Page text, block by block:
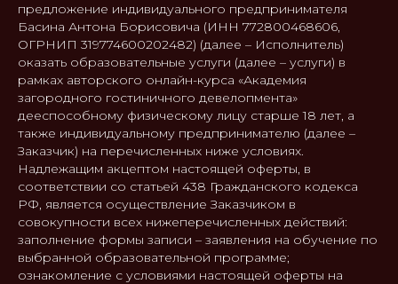
предложение индивидуального предпринимателя
Басина Антона Борисовича (ИНН 772800468606,
ОГРНИП 319774600202482) (далее – Исполнитель)
оказать образовательные услуги (далее – услуги) в
рамках авторского онлайн-курса «Академия
загородного гостиничного девелопмента»
дееспособному физическому лицу старше 18 лет, а
также индивидуальному предпринимателю (далее –
Заказчик) на перечисленных ниже условиях.
Надлежащим акцептом настоящей оферты, в
соответствии со статьей 438 Гражданского кодекса
РФ, является осуществление Заказчиком в
совокупности всех нижеперечисленных действий:
заполнение формы записи – заявления на обучение по
выбранной образовательной программе;
ознакомление с условиями настоящей оферты на